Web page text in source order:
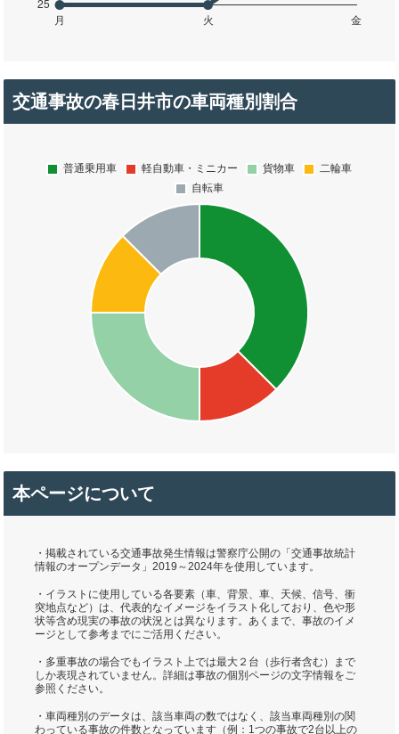
交通事故の春日井市の車両種別割合
本ページについて
・掲載されている交通事故発生情報は警察庁公開の「交通事故統計
情報のオープンデータ」2019～2024年を使用しています。
・イラストに使用している各要素（車、背景、車、天候、信号、衝
突地点など）は、代表的なイメージをイラスト化しており、色や形
状等含め現実の事故の状況とは異なります。あくまで、事故のイメ
ージとして参考までにご活用ください。
・多重事故の場合でもイラスト上では最大２台（歩行者含む）まで
しか表現されていません。詳細は事故の個別ページの文字情報をご
参照ください。
・車両種別のデータは、該当車両の数ではなく、該当車両種別の関
わっている事故の件数となっています（例：1つの事故で2台以上の